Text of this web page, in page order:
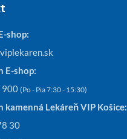
shop:
E-shop:
900 (Po - Pia 7:30 - 15:30)
kamenná Lekáreň VIP Košice:
30